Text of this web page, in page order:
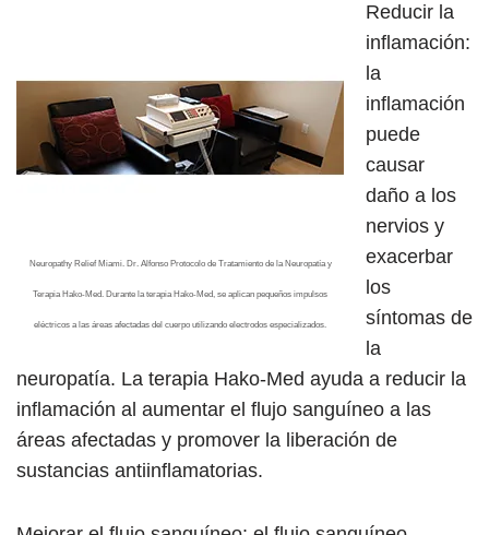
Neuropathy Relief Miami. Dr. Alfonso Protocolo de Tratamiento de la Neuropatía y
Terapia Hako-Med. Durante la terapia Hako-Med, se aplican pequeños impulsos
eléctricos a las áreas afectadas del cuerpo utilizando electrodos especializados.
Reducir la
inflamación:
la
inflamación
puede
causar
daño a los
nervios y
exacerbar
los
síntomas de
la
neuropatía. La terapia Hako-Med ayuda a reducir la
inflamación al aumentar el flujo sanguíneo a las
áreas afectadas y promover la liberación de
sustancias antiinflamatorias.